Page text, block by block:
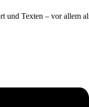
und Texten – vor allem